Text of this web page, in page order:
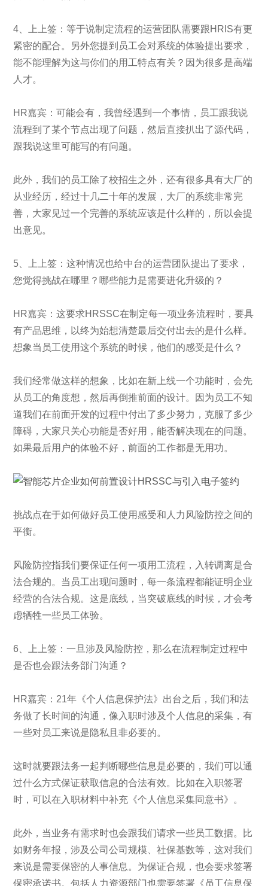
4、上上签：等于说制定流程的运营团队需要跟HRIS有更
紧密的配合。另外您提到员工会对系统的体验提出要求，
能不能理解为这与你们的用工特点有关？因为很多是高端
人才。
HR嘉宾：可能会有，我曾经遇到一个事情，员工跟我说
流程到了某个节点出现了问题，然后直接扒出了源代码，
跟我说这里可能写的有问题。
此外，我们的员工除了校招生之外，还有很多具有大厂的
从业经历，经过十几二十年的发展，大厂的系统非常完
善，大家见过一个完善的系统应该是什么样的，所以会提
出意见。
5、上上签：这种情况也给中台的运营团队提出了要求，
您觉得挑战在哪里？哪些能力是需要进化升级的？
HR嘉宾：这要求HRSSC在制定每一项业务流程时，要具
有产品思维，以终为始想清楚最后交付出去的是什么样。
想象当员工使用这个系统的时候，他们的感受是什么？
我们经常做这样的想象，比如在新上线一个功能时，会先
从员工的角度想，然后再倒推前面的设计。因为员工不知
道我们在前面开发的过程中付出了多少努力，克服了多少
障碍，大家只关心功能是否好用，能否解决现在的问题。
如果最后用户的体验不好，前面的工作都是无用功。
挑战点在于如何做好员工使用感受和人力风险防控之间的
平衡。
风险防控指我们要保证任何一项用工流程，入转调离是合
法合规的。当员工出现问题时，每一条流程都能证明企业
经营的合法合规。这是底线，当突破底线的时候，才会考
虑牺牲一些员工体验。
6、上上签：一旦涉及风险防控，那么在流程制定过程中
是否也会跟法务部门沟通？
HR嘉宾：21年《个人信息保护法》出台之后，我们和法
务做了长时间的沟通，像入职时涉及个人信息的采集，有
一些对员工来说是隐私且非必要的。
这时就要跟法务一起判断哪些信息是必要的，我们可以通
过什么方式保证获取信息的合法有效。比如在入职签署
时，可以在入职材料中补充《个人信息采集同意书》。
此外，当业务有需求时也会跟我们请求一些员工数据。比
如财务年报，涉及公司公司规模、社保基数等，这对我们
来说是需要保密的人事信息。为保证合规，也会要求签署
保密承诺书。包括人力资源部门也需要签署《员工信息保